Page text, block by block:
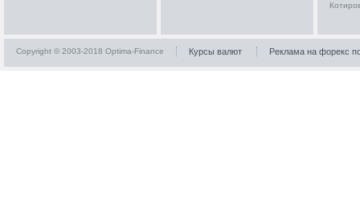
Copyright © 2003-2018 Optima-Finance Курсы валют Реклама на форекс